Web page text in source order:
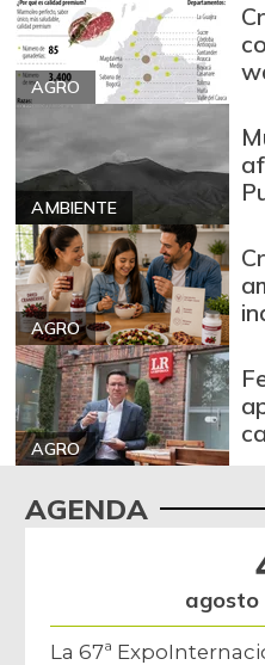
AGRO
AMBIENTE
AGRO
AGRO
AGENDA
agosto
La 67ª